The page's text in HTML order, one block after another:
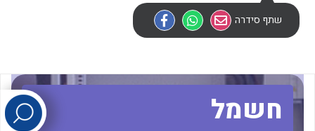
לכל מוצרי היצרן
שתף סידרה
חשמל